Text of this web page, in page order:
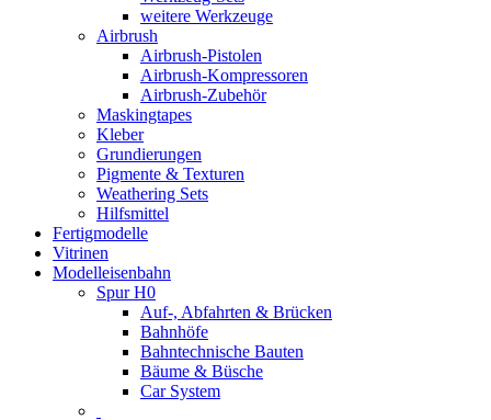
weitere Werkzeuge
Airbrush
Airbrush-Pistolen
Airbrush-Kompressoren
Airbrush-Zubehör
Maskingtapes
Kleber
Grundierungen
Pigmente & Texturen
Weathering Sets
Hilfsmittel
Fertigmodelle
Vitrinen
Modelleisenbahn
Spur H0
Auf-, Abfahrten & Brücken
Bahnhöfe
Bahntechnische Bauten
Bäume & Büsche
Car System